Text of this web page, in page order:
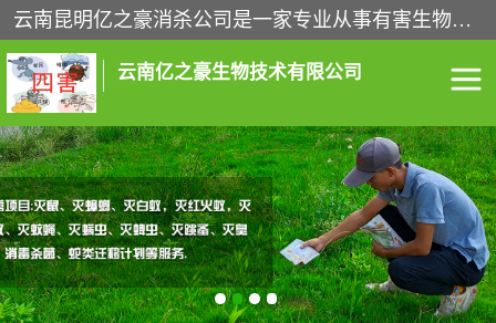
云南昆明亿之豪消杀公司是一家专业从事有害生物防治综合治理的公司，治理服务包括：灭鼠,杀虫,除虫,除蟑螂,白蚁防治,消杀等；安全环保,快速上门,价格透明,完善的售后服务,不影响您的生活工作。
云南亿之豪生物技术有限公司
灭鼠服务 杀虫服务
除虫服务 除蟑螂服务
白蚁防治服务 消杀服务